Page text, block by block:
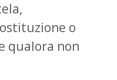
o
qualora non